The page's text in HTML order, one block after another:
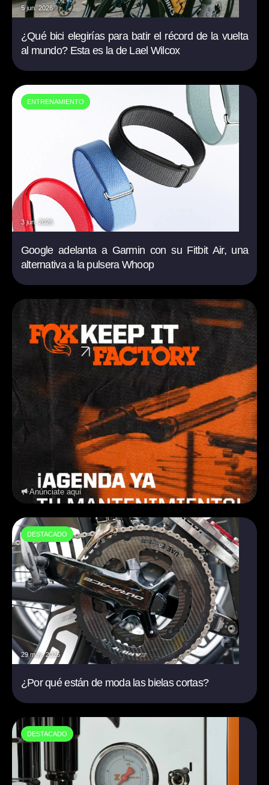
5 jun. 2026
¿Qué bici elegirías para batir el récord de la vuelta
al mundo? Esta es la de Lael Wilcox
ENTRENAMIENTO
3 jun. 2026
Google adelanta a Garmin con su Fitbit Air, una
alternativa a la pulsera Whoop
Anúnciate aquí
DESTACADO
29 may. 2026
¿Por qué están de moda las bielas cortas?
DESTACADO